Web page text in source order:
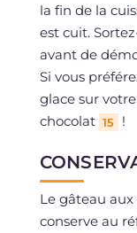
la fin de la
est cuit.
avant de
Si vous
glace sur
chocolat 15 !
Le gâteau
conserve au